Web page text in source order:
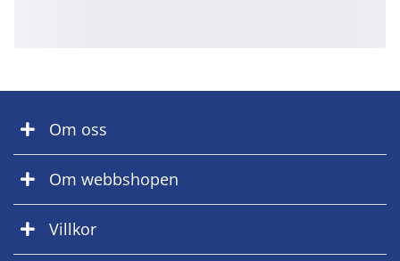
Om oss
Om webbshopen
Villkor